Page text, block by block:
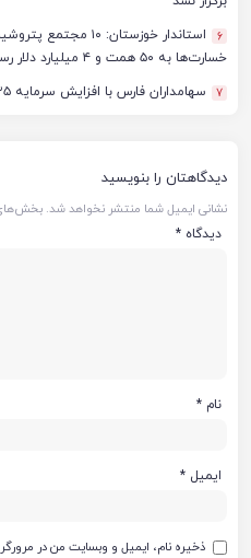
6
استاندار خوزستان:
خسارت‌ها به ۵۰ همت و ۴ میلیارد دلار رسید
7 سهامداران فارس با افزایش سرمایه ۲۵ هزار میلیارد تومانی موافقت کردند
دیدگاهتان را بنویسید
نشانی ایمیل شما منتشر نخواهد شد. بخش‌های
دیدگاه *
نام *
ایمیل *
ذخیره نام، ایمیل و وبسایت من در